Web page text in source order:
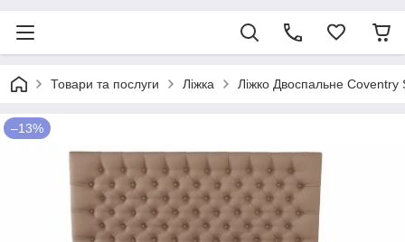
Товари та послуги Ліжка Ліжко Двоспальне
–13%